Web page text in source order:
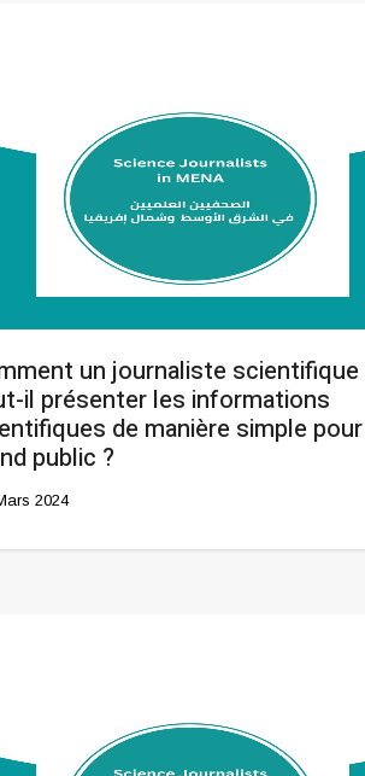
un journaliste scientifique
il présenter les informations
de manière simple
public ?
2024